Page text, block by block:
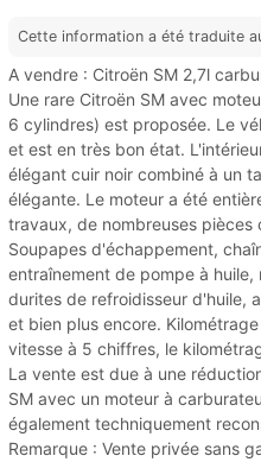
Cette information a été traduite
A vendre : Citroën SM 2,7l
Une rare Citroën SM avec
6 cylindres) est proposée. Le
et est en très bon état.
élégant cuir noir combiné à un
élégante. Le moteur a été
travaux, de nombreuses pièces
Soupapes d'échappement,
entraînement de pompe à
durites de refroidisseur d'huile,
et bien plus encore.
vitesse à 5 chiffres, le
La vente est due à une
SM avec un moteur à
également techniquement
Remarque : Vente privée sans